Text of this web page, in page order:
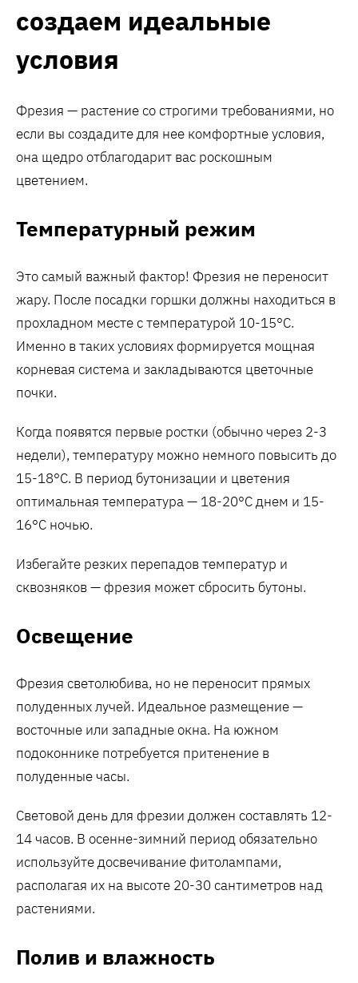
создаем идеальные
условия
Фрезия — растение со строгими требованиями, но
если вы создадите для нее комфортные условия,
она щедро отблагодарит вас роскошным
цветением.
Температурный режим
Это самый важный фактор! Фрезия не переносит
жару. После посадки горшки должны находиться в
прохладном месте с температурой 10-15°C.
Именно в таких условиях формируется мощная
корневая система и закладываются цветочные
почки.
Когда появятся первые ростки (обычно через 2-3
недели), температуру можно немного повысить до
15-18°C. В период бутонизации и цветения
оптимальная температура — 18-20°C днем и 15-
16°C ночью.
Избегайте резких перепадов температур и
сквозняков — фрезия может сбросить бутоны.
Освещение
Фрезия светолюбива, но не переносит прямых
полуденных лучей. Идеальное размещение —
восточные или западные окна. На южном
подоконнике потребуется притенение в
полуденные часы.
Световой день для фрезии должен составлять 12-
14 часов. В осенне-зимний период обязательно
используйте досвечивание фитолампами,
располагая их на высоте 20-30 сантиметров над
растениями.
Полив и влажность